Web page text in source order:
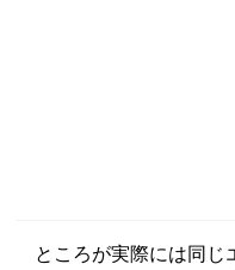
ところが実際には同じ